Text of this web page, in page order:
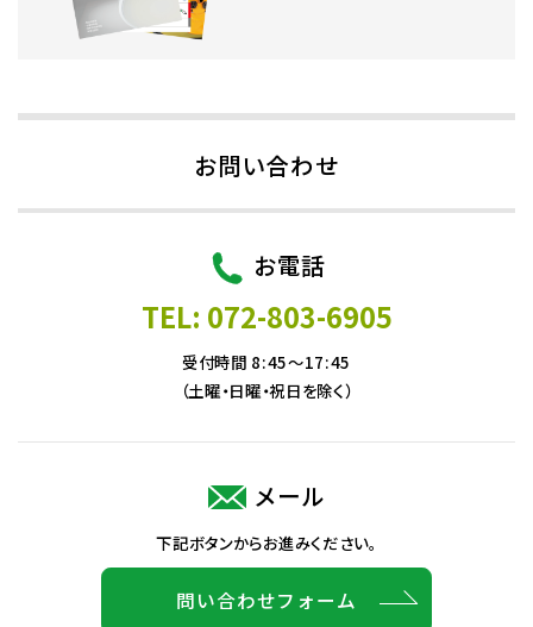
お問い合わせ
お電話
TEL: 072-803-6905
受付時間 8:45～17:45
（土曜・日曜・祝日を除く）
メール
下記ボタンからお進みください。
問い合わせフォーム